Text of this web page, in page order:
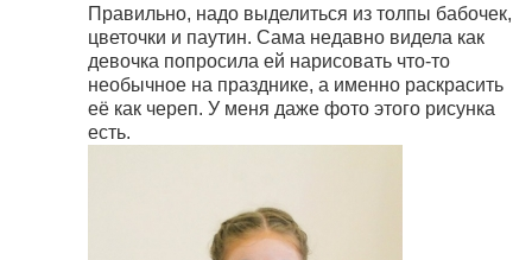
Правильно, надо выделиться из толпы бабочек,
цветочки и паутин. Сама недавно видела как
девочка попросила ей нарисовать что-то
необычное на празднике, а именно раскрасить
её как череп. У меня даже фото этого рисунка
есть.